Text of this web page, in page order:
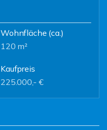
Wohnfläche (ca.)
120 m²
Kaufpreis
225.000,- €